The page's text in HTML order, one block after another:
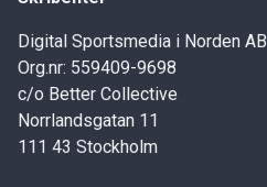
Digital Sportsmedia i Norden AB
Org.nr: 559409-9698
c/o Better Collective
Norrlandsgatan 11
111 43 Stockholm